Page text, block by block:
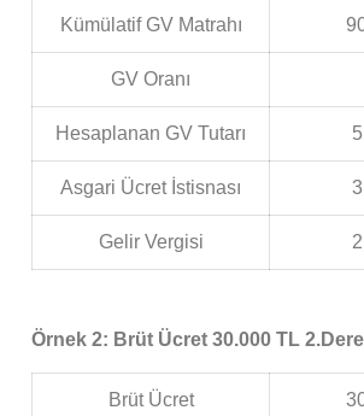
Kümülatif GV Matrahı
GV Oranı
Hesaplanan GV Tutarı
Asgari Ücret İstisnası
Gelir Vergisi
Örnek 2: Brüt Ücret 30.000 TL
Brüt Ücret